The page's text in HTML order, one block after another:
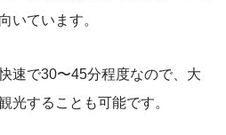
いています。
速で30〜45分程度なので、大
光することも可能です。